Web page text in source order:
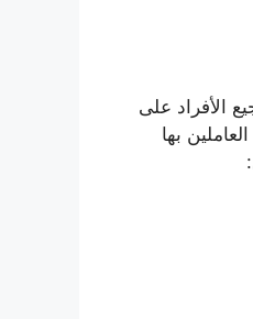
الأفراد على
بها